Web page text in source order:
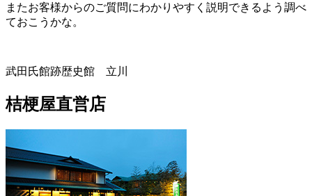
またお客様からのご質問にわかりやすく説明できるよう調べ
ておこうかな。
武田氏館跡歴史館 立川
桔梗屋直営店